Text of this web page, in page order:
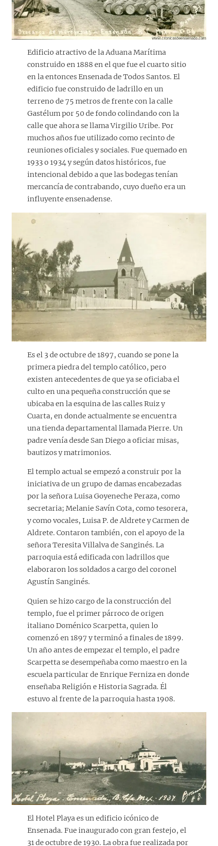
Edificio atractivo de la Aduana Marítima
construido en 1888 en el que fue el cuarto sitio
en la entonces Ensenada de Todos Santos. El
edificio fue construido de ladrillo en un
terreno de 75 metros de frente con la calle
Gastélum por 50 de fondo colindando con la
calle que ahora se llama Virgilio Uribe. Por
muchos años fue utilizado como recinto de
reuniones oficiales y sociales. Fue quemado en
1933 o 1934 y según datos históricos, fue
intencional debido a que las bodegas tenían
mercancía de contrabando, cuyo dueño era un
influyente ensenadense.
Es el 3 de octubre de 1897, cuando se pone la
primera piedra del templo católico, pero
existen antecedentes de que ya se oficiaba el
culto en una pequeña construcción que se
ubicaba en la esquina de las calles Ruiz y
Cuarta, en donde actualmente se encuentra
una tienda departamental llamada Pierre. Un
padre venía desde San Diego a oficiar misas,
bautizos y matrimonios.
El templo actual se empezó a construir por la
iniciativa de un grupo de damas encabezadas
por la señora Luisa Goyeneche Peraza, como
secretaria; Melanie Savín Cota, como tesorera,
y como vocales, Luisa P. de Aldrete y Carmen de
Aldrete. Contaron también, con el apoyo de la
señora Teresita Villalva de Sanginés. La
parroquia está edificada con ladrillos que
elaboraron los soldados a cargo del coronel
Agustín Sanginés.
Quien se hizo cargo de la construcción del
templo, fue el primer párroco de origen
italiano Doménico Scarpetta, quien lo
comenzó en 1897 y terminó a finales de 1899.
Un año antes de empezar el templo, el padre
Scarpetta se desempeñaba como maestro en la
escuela particular de Enrique Ferniza en donde
enseñaba Religión e Historia Sagrada. Él
estuvo al frente de la parroquia hasta 1908.
El Hotel Playa es un edificio icónico de
Ensenada. Fue inaugurado con gran festejo, el
31 de octubre de 1930. La obra fue realizada por